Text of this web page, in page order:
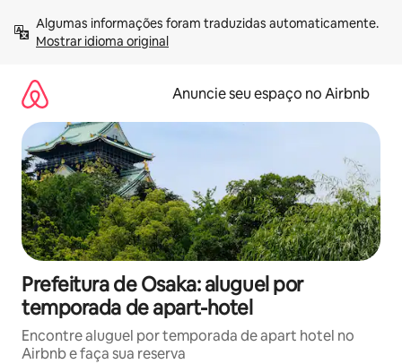
para
Mostrar idioma original
Anuncie seu espaço no Airbnb
Prefeitura de Osaka: aluguel por
temporada de apart-hotel
Encontre aluguel por temporada de apart hotel no
Airbnb e faça sua reserva